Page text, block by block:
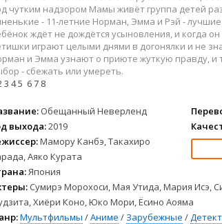
2022
2021
Русские
Зарубежные
Детские
Драмы
Комедии
чутким надзором Мамы живёт группа детей
- 11-летние Норман, Эмма и Рэй -
ждёт не дождётся усыновления, и когда
играют целыми днями в догонялки и не
и Эмма узнают о приюте жуткую правду, и
- сбежать или умереть.
3 45 67 8
Обещанный Неверленд
выхода:2019
Мамору Канбэ, Такахиро
Аяко Курата
Япония
Сумирэ Морохоси, Мая Утида, Мария Исэ,
Хиёри Коно, Юко Мори, Ёсино Аояма
Мультфильмы /Аниме / Зарубежные /